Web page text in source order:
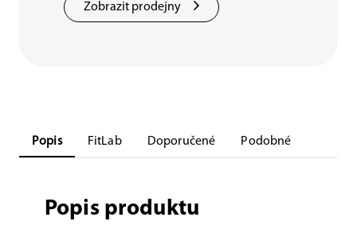
Zobrazit prodejny
Popis FitLab Doporučené Podobné
Popis produktu